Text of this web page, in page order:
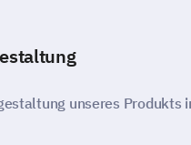
unseres Produkts